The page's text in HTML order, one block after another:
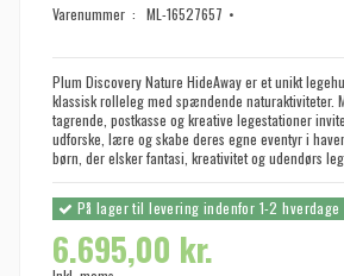
Varenummer : ML-16527657
Plum Discovery Nature HideAway er et unikt
klassisk rolleleg med spændende naturaktiviteter.
tagrende, postkasse og kreative legestationer
udforske, lære og skabe deres egne eventyr i
børn, der elsker fantasi, kreativitet og udendørs leg.
På lager til levering indenfor 1-2 hverdage
6.695,00 kr.